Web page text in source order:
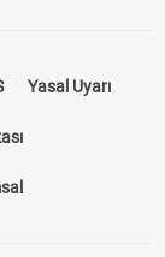
Yasal Uyarı